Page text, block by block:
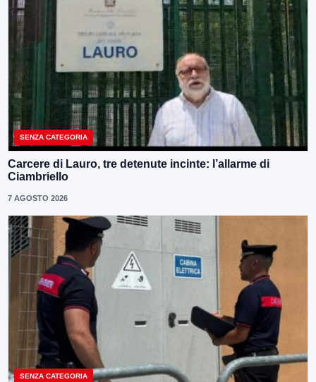
SENZA CATEGORIA
Carcere di Lauro, tre detenute incinte: l’allarme di
Ciambriello
7 AGOSTO 2026
SENZA CATEGORIA